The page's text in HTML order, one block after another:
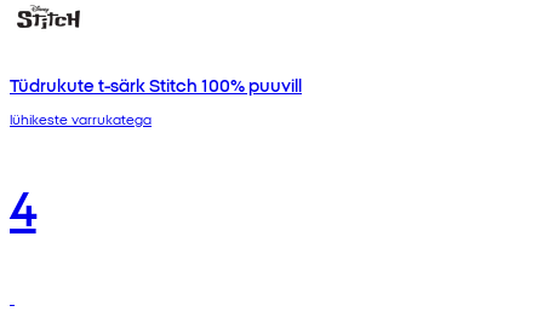
Tüdrukute t-särk Stitch 100% puuvill
lühikeste varrukatega
4